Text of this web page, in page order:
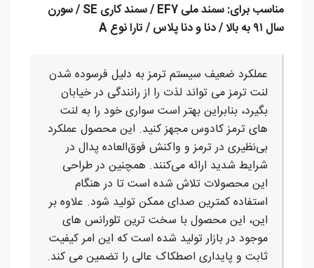
مناسب برای: سمند ملی EF7 / سمند کاری SE / سورن
سال ۹۱ به بالا / دنا و دنا پلاس / تارا نوع A
عملکرد ضعیف سیستم ترمز به دلیل فرسوده شدن
لنت ترمز می تواند لذت را از رانندگی در خیابان
بگیرد، بنابراین بهتر است سواری خود را به لنت
های ترمز کادوس مجهز کنید. این محصول عملکرد
بی‌نظیری در ترمز و واکنش فوق‌العاده پدال در
شرایط شدید ارائه می‌کنند. همچنین در طراحی
این محصولات تلاش شده است تا در هنگام
استفاده کمترین صدای ممکن تولید شود. علاوه بر
این، این محصول با سخت ترین تلورانس های
موجود در بازار تولید شده است که این امر کیفیت
ثابت و پایداری اصطکاک عالی را تضمین می کند.